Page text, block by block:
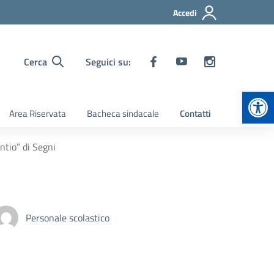
Accedi
Cerca Seguici su:
Area Riservata Bacheca sindacale Contatti
di Segni
Personale scolastico